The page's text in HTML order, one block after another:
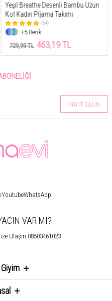
Yeşil Breathe Desenli Bambu Uzun
Kol Kadın Pijama Takımı
(54)
+5 Renk
729,99 TL 463,19 TL
KAYIT OLUN
YoutubeWhatsApp
VAR MI?
Ulaşın 08503461023
Giyim